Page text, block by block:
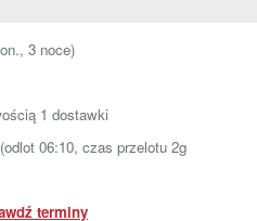
3 noce)
1 dostawki
06:10, czas przelotu 2g
terminy